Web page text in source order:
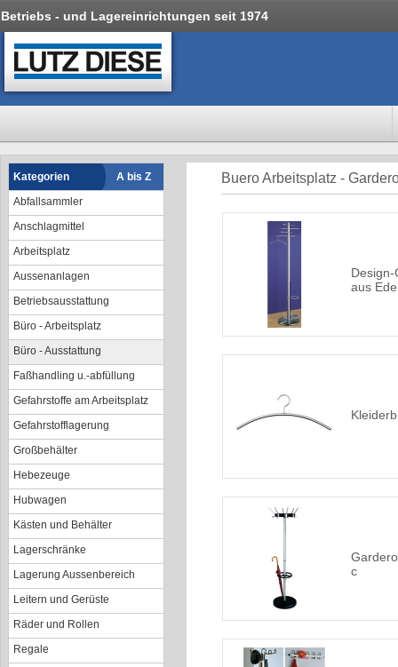
Betriebs - und Lagereinrichtungen seit 1974
Kategorien
A bis Z
Abfallsammler
Anschlagmittel
Arbeitsplatz
Aussenanlagen
Betriebsausstattung
Büro - Arbeitsplatz
Büro - Ausstattung
Faßhandling u.-abfüllung
Gefahrstoffe am Arbeitsplatz
Gefahrstofflagerung
Großbehälter
Hebezeuge
Hubwagen
Kästen und Behälter
Lagerschränke
Lagerung Aussenbereich
Leitern und Gerüste
Räder und Rollen
Regale
Buero Arbeitsplatz -
aus
c